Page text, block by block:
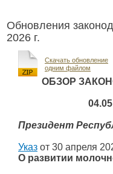
Обновления
2026 г.
Скачать обновление
одним файлом
ОБЗОР
Президент
Указ от 30 апреля
О развитии